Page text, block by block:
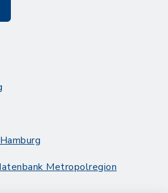
Metropolregion